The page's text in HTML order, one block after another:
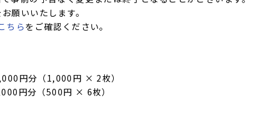
願いいたします。
ちらをご確認ください。
円分（1,000円 × 2枚）
円分（500円 × 6枚）